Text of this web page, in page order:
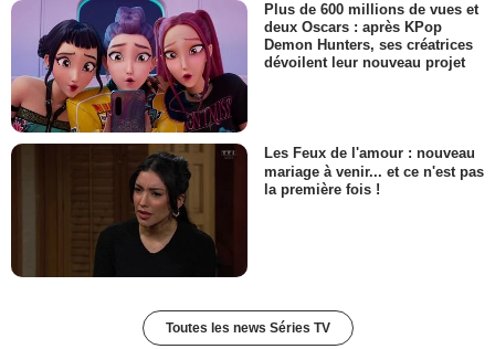
Plus de 600 millions de vues et
deux Oscars : après KPop
Demon Hunters, ses créatrices
dévoilent leur nouveau projet
Les Feux de l'amour : nouveau
mariage à venir... et ce n'est pas
la première fois !
Toutes les news Séries TV